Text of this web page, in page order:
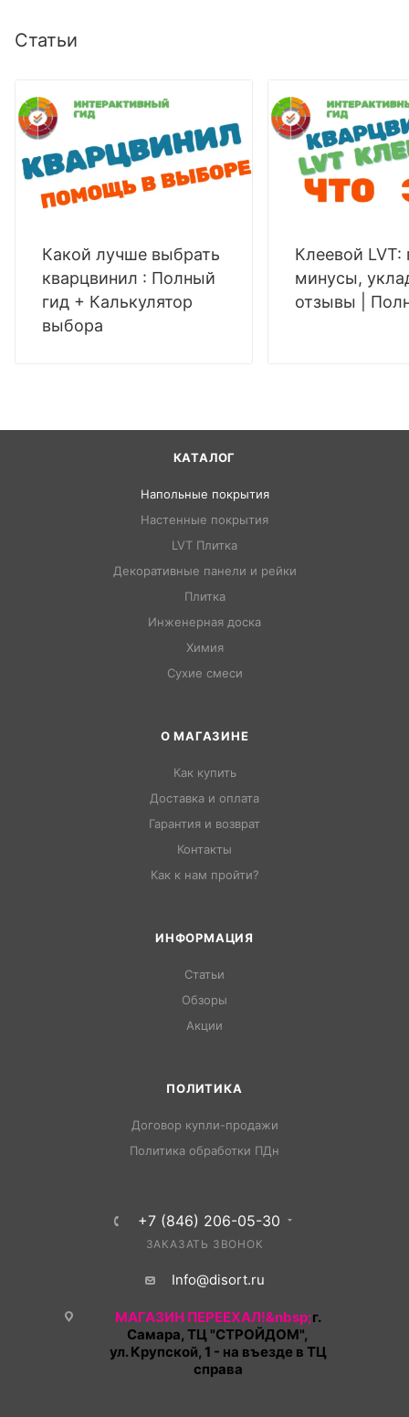
Статьи
Какой лучше выбрать
кварцвинил : Полный
гид + Калькулятор
выбора
Клеевой
минусы,
отзывы |
КАТАЛОГ
Напольные покрытия
Настенные покрытия
LVT Плитка
Декоративные панели и рейки
Плитка
Инженерная доска
Химия
Сухие смеси
О МАГАЗИНЕ
Как купить
Доставка и оплата
Гарантия и возврат
Контакты
Как к нам пройти?
ИНФОРМАЦИЯ
Статьи
Обзоры
Акции
ПОЛИТИКА
Договор купли-продажи
Политика обработки ПДн
+7 (846) 206-05-30
ЗАКАЗАТЬ ЗВОНОК
Info@disort.ru
МАГАЗИН ПЕРЕЕХАЛ!&nbsp;г.
Самара, ТЦ "СТРОЙДОМ",
ул. Крупской, 1 - на въезде в ТЦ
справа